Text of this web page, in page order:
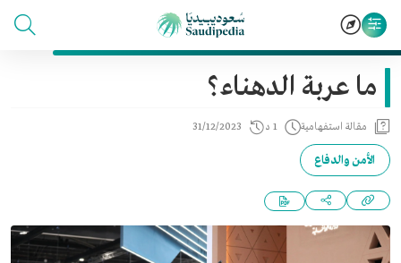
ما عربة الدهناء؟
مقالة استفهامية 1 د 31/12/2023
الأمن والدفاع